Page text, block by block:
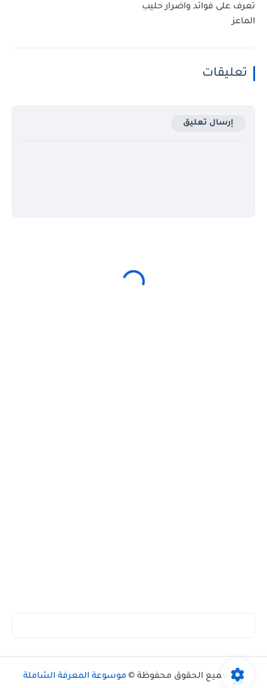
تعرف على فوائد واضرار حليب
الماعز
تعليقات
إرسال تعليق
جميع الحقوق محفوظة © موسوعة المعرفة الشاملة